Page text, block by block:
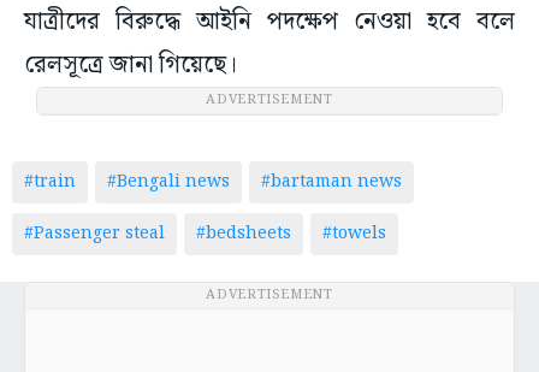
যাত্রীদের বিরুদ্ধে আইনি পদক্ষেপ নেওয়া হবে বলে
রেলসূত্রে জানা গিয়েছে।
ADVERTISEMENT
#train #Bengali news
#bartaman news
#Passenger steal
#bedsheets #towels
ADVERTISEMENT